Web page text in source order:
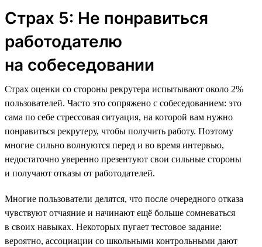
Страх 5: Не понравиться
работодателю
на собеседовании
Страх оценки со стороны рекрутера испытывают около 2%
пользователей. Часто это сопряжено с собеседованием: это
сама по себе стрессовая ситуация, на которой вам нужно
понравиться рекрутеру, чтобы получить работу. Поэтому
многие сильно волнуются перед и во время интервью,
недостаточно уверенно презентуют свои сильные стороны
и получают отказы от работодателей.
Многие пользователи делятся, что после очередного отказа
чувствуют отчаяние и начинают ещё больше сомневаться
в своих навыках. Некоторых пугает тестовое задание:
вероятно, ассоциации со школьными контрольными дают